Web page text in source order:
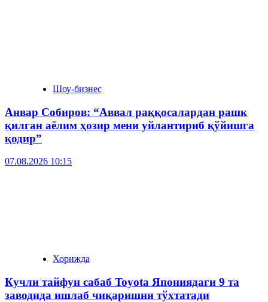
Шоу-бизнес
Анвар Собиров: “Аввал раққосалардан рашк
қилган аёлим ҳозир мени уйлантириб қўйишга
қодир”
07.08.2026 10:15
Хорижда
Кучли тайфун сабаб Toyota Япониядаги 9 та
заводида ишлаб чиқаришни тўхтатади